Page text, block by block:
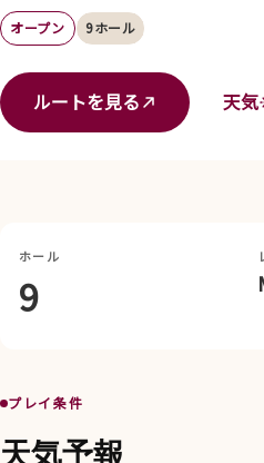
オープン 9ホール
ルートを見る 天気
ホール
9
プレイ条件
天気予報